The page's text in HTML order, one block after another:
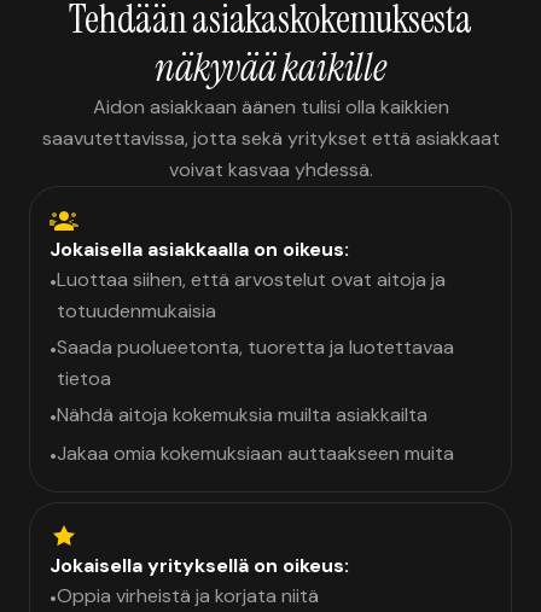
Tehdään asiakaskokemuksesta
näkyvää kaikille
Aidon asiakkaan äänen tulisi olla kaikkien
saavutettavissa, jotta sekä yritykset että asiakkaat
voivat kasvaa yhdessä.
Jokaisella asiakkaalla on oikeus:
•Luottaa siihen, että arvostelut ovat aitoja ja
totuudenmukaisia
•Saada puolueetonta, tuoretta ja luotettavaa
tietoa
•Nähdä aitoja kokemuksia muilta asiakkailta
•Jakaa omia kokemuksiaan auttaakseen muita
Jokaisella yrityksellä on oikeus:
•Oppia virheistä ja korjata niitä